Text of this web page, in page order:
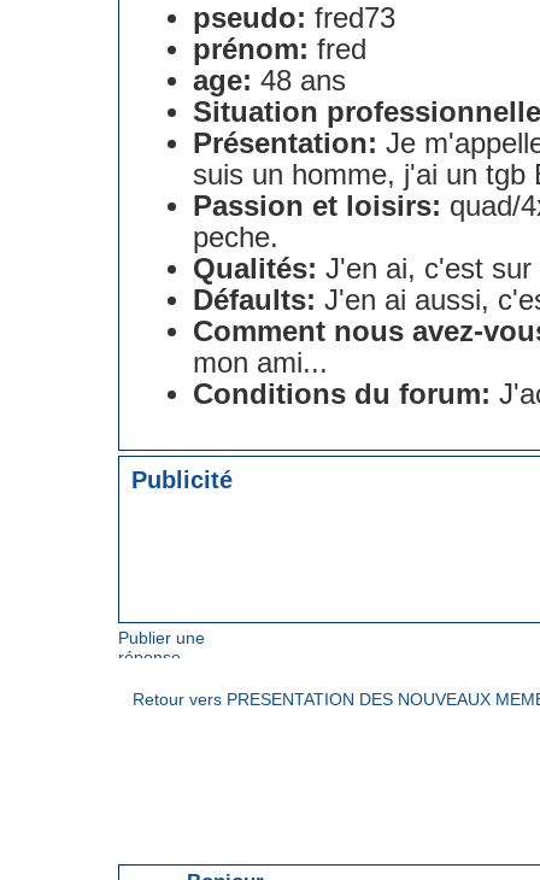
pseudo: fred73
prénom: fred
age: 48 ans
Situation
Présentation: Je
suis un homme, j'ai un tgb
Passion et loisirs: quad/
peche.
Qualités: J'en ai, c'est sur
Défaults: J'en ai aussi,
Comment nous avez-
mon ami...
Conditions du forum:
Publicité
Publier une
réponse
Retour vers PRESENTATION DES NOUVEAUX